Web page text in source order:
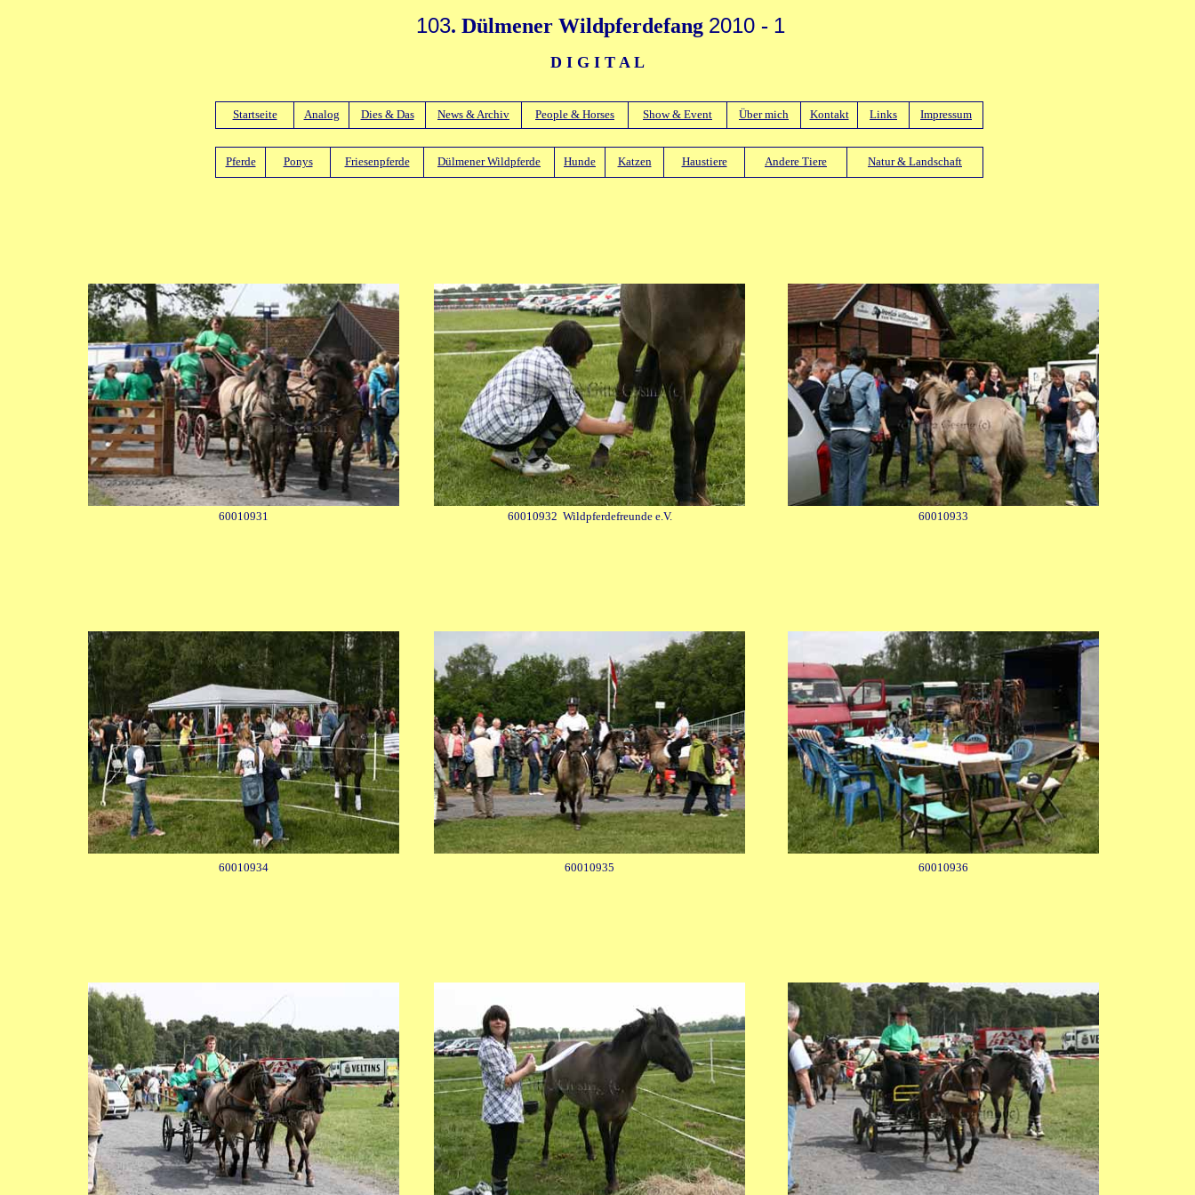
103. Dülmener Wildpferdefang 2010 - 1
D I G I T A L
Startseite Analog Dies & Das News & Archiv People & Horses Show & Event Über mich Kontakt Links Impressum
Pferde Ponys Friesenpferde Dülmener Wildpferde Hunde Katzen Haustiere Andere Tiere Natur & Landschaft
60010931 60010932 Wildpferdefreunde e.V. 60010933
60010934 60010935 60010936